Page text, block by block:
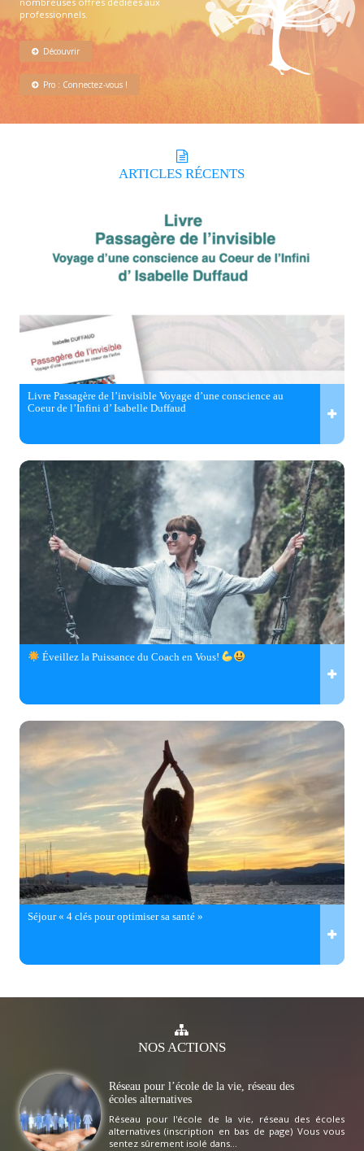
professionnels.
Découvrir
Pro : Connectez-vous !
ARTICLES RÉCENTS
Livre Passagère de l’invisible Voyage d’une conscience au
Coeur de l’Infini d’ Isabelle Duffaud
Éveillez la Puissance du Coach en Vous!
Séjour « 4 clés pour optimiser sa santé »
NOSACTIONS
Réseau pour l’école de la vie, réseau des
écoles alternatives
Réseau pour l'école de la vie, réseau des écoles
alternatives (inscription en bas de page) Vous vous
sentez sûrement isolé dans...